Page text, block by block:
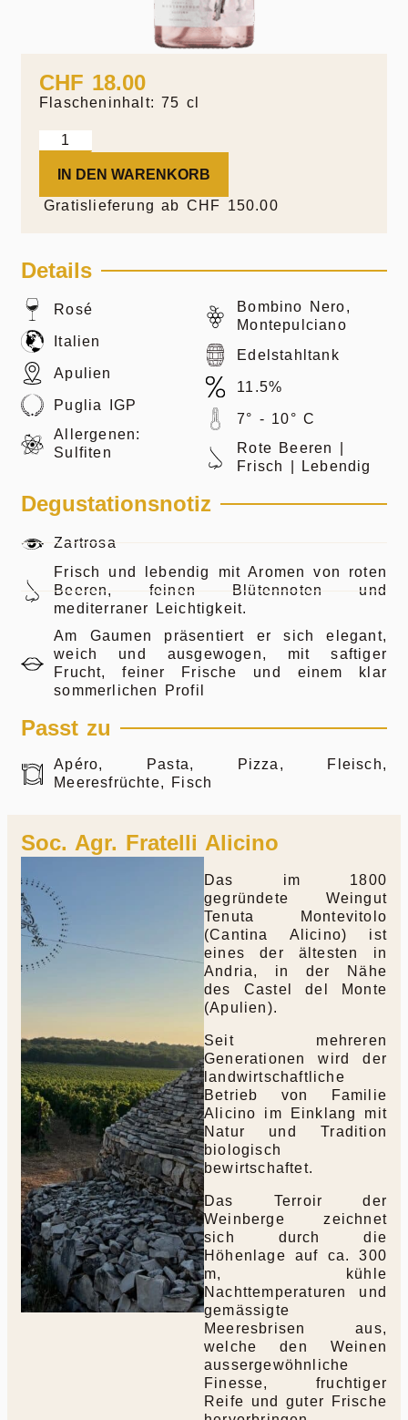
Details
Rosé
Italien
Apulien
Puglia IGP
Allergenen:
Sulfiten
Bombino Nero,
Montepulciano
Edelstahltank
11.5%
7° - 10° C
Rote Beeren |
Frisch | Lebendig
CHF 18.00
Flascheninhalt: 75 cl
IN DEN WARENKORB
Gratislieferung ab CHF 150.00
Degustationsnotiz
Zartrosa
Frisch und lebendig mit Aromen von roten
Beeren, feinen Blütennoten und
mediterraner Leichtigkeit.
Am Gaumen präsentiert er sich elegant,
weich und ausgewogen, mit saftiger
Frucht, feiner Frische und einem klar
sommerlichen Profil
Passt zu
Apéro, Pasta, Pizza, Fleisch,
Meeresfrüchte, Fisch
Soc. Agr. Fratelli Alicino
Das im 1800
gegründete Weingut
Tenuta Montevitolo
(Cantina Alicino) ist
eines der ältesten in
Andria, in der Nähe
des Castel del Monte
(Apulien).
Seit mehreren
Generationen wird der
landwirtschaftliche
Betrieb von Familie
Alicino im Einklang mit
Natur und Tradition
biologisch
bewirtschaftet.
Das Terroir der
Weinberge zeichnet
sich durch die
Höhenlage auf ca. 300
m, kühle
Nachttemperaturen und
gemässigte
Meeresbrisen aus,
welche den Weinen
aussergewöhnliche
Finesse, fruchtiger
Reife und guter Frische